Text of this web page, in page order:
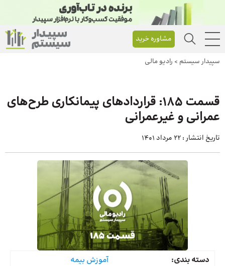
مشاوره خرید
سپیدار سیستم > رادیو مالی
قسمت ۱۸۵: قراردادهای پیمانکاری طرح‌های
عمرانی و غیرعمرانی
تاریخ انتشار : 22 مرداد 1401
دسته بندی:
آموزش بیمه